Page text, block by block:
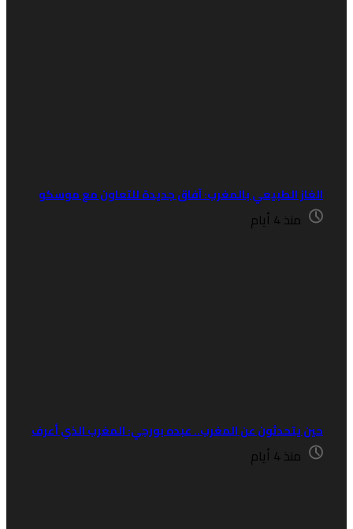
الطبيعي بالمغرب: آفاق جديدة للتعاون مع موسكو
منذ 4 أيام
يتحدثون عن المغرب.. عبده بورجي: المغرب الذي أعرف
منذ 4 أيام